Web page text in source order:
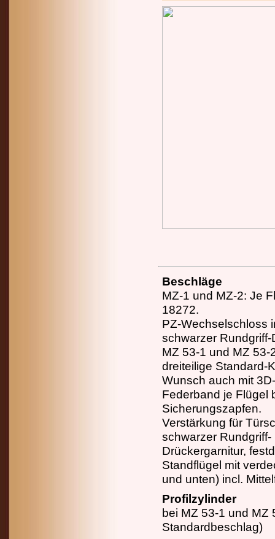
Beschläge
MZ-1 und MZ-2: Je
18272.
PZ-Wechselschloss
schwarzer
MZ 53-1 und MZ
dreiteilige Standard-
Wunsch auch mit
Federband je Flügel
Sicherungszapfen.
Verstärkung für
schwarzer Rundgriff-
Drückergarnitur,
Standflügel mit
und unten) incl.
Profilzylinder
bei MZ 53-1 und MZ
Standardbeschlag)